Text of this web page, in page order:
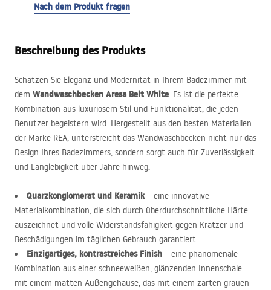
Nach dem Produkt fragen
Beschreibung des Produkts
Schätzen Sie Eleganz und Modernität in Ihrem Badezimmer mit
dem Wandwaschbecken Aresa Belt White. Es ist die perfekte
Kombination aus luxuriösem Stil und Funktionalität, die jeden
Benutzer begeistern wird. Hergestellt aus den besten Materialien
der Marke REA, unterstreicht das Wandwaschbecken nicht nur das
Design Ihres Badezimmers, sondern sorgt auch für Zuverlässigkeit
und Langlebigkeit über Jahre hinweg.
Quarzkonglomerat und Keramik– eine innovative
Materialkombination, die sich durch überdurchschnittliche Härte
auszeichnet und volle Widerstandsfähigkeit gegen Kratzer und
Beschädigungen im täglichen Gebrauch garantiert.
Einzigartiges, kontrastreiches Finish – eine phänomenale
Kombination aus einer schneeweißen, glänzenden Innenschale
mit einem matten Außengehäuse, das mit einem zarten grauen